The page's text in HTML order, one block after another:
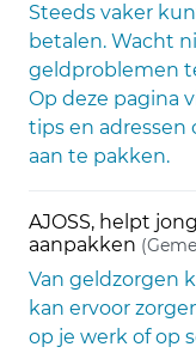
Steeds vaker
betalen. Wacht
geldproblemen
Op deze pagina
tips en
aan te pakken.
AJOSS, helpt
aanpakken
Van geldzorgen
kan ervoor
op je werk of op